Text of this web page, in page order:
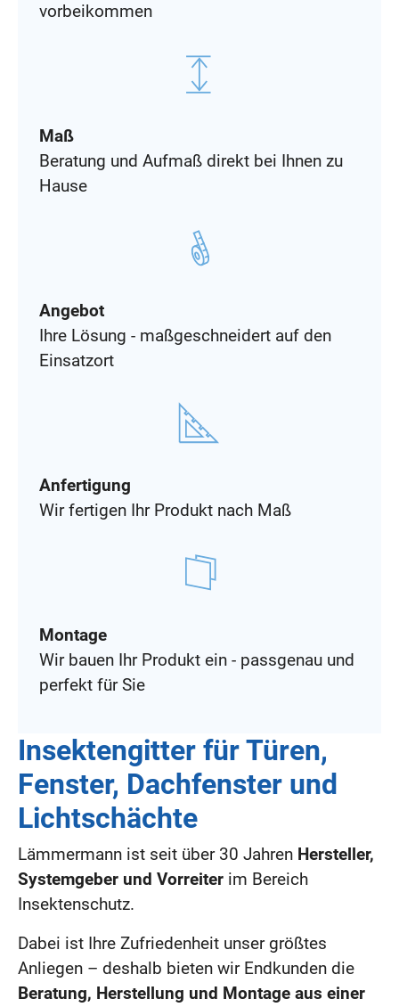
vorbeikommen
Maß
Beratung und Aufmaß direkt bei Ihnen zu
Hause
Angebot
Ihre Lösung - maßgeschneidert auf den
Einsatzort
Anfertigung
Wir fertigen Ihr Produkt nach Maß
Montage
Wir bauen Ihr Produkt ein - passgenau und
perfekt für Sie
Insektengitter für Türen,
Fenster, Dachfenster und
Lichtschächte
Lämmermann ist seit über 30 Jahren Hersteller,
Systemgeber und Vorreiter im Bereich
Insektenschutz.
Dabei ist Ihre Zufriedenheit unser größtes
Anliegen – deshalb bieten wir Endkunden die
Beratung, Herstellung und Montage aus einer